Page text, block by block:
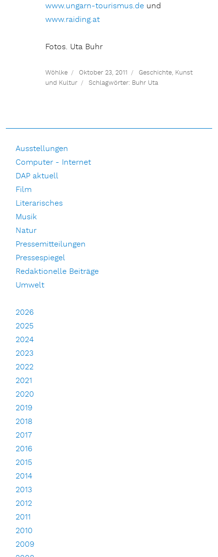
www.ungarn-tourismus.de und
www.raiding.at
Fotos. Uta Buhr
Wöhlke Oktober 23, 2011 Geschichte, Kunst
und Kultur
Schlagwörter: Buhr Uta
Ausstellungen
Computer - Internet
DAP aktuell
Film
Literarisches
Musik
Natur
Pressemitteilungen
Pressespiegel
Redaktionelle Beiträge
Umwelt
2026
2025
2024
2023
2022
2021
2020
2019
2018
2017
2016
2015
2014
2013
2012
2011
2010
2009